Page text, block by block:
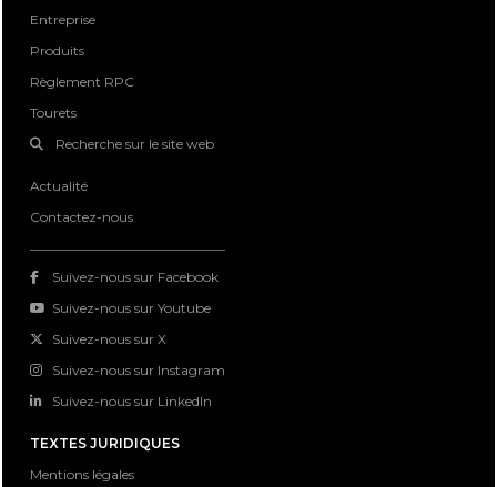
Entreprise
Produits
Règlement RPC
Tourets
Recherche sur le site web
Actualité
Contactez-nous
Suivez-nous sur Facebook
Suivez-nous sur Youtube
Suivez-nous sur X
Suivez-nous sur Instagram
Suivez-nous sur LinkedIn
TEXTES JURIDIQUES
Mentions légales